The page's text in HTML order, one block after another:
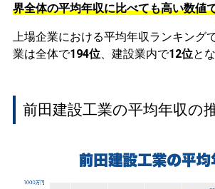
界全体の平均年収に比べても高い数値
上場企業における平均年収ランキング
業は全体で194位、建設業内で12位と
前田建設工業の平均年収の